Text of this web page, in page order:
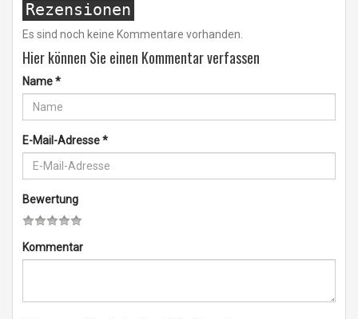
Rezensionen
Es sind noch keine Kommentare vorhanden.
Hier können Sie einen Kommentar verfassen
Name*
E-Mail-Adresse*
Bewertung
Kommentar